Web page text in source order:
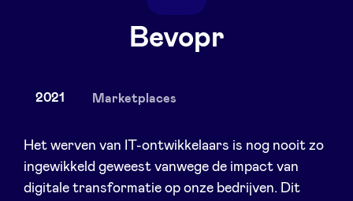
Over ons
Nieuws
Voordelen
Bevopr
2021 Marketplaces
Het werven van IT-ontwikkelaars is nog nooit zo
ingewikkeld geweest vanwege de impact van
digitale transformatie op onze bedrijven. Dit